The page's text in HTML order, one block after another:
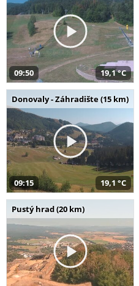
09:50 19,1 °C
Donovaly - Záhradište (15 km)
09:15 19,1 °C
Pustý hrad (20 km)